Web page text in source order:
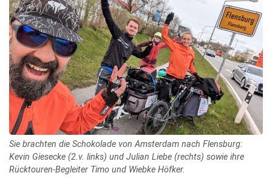
Sie brachten die Schokolade von Amsterdam nach Flensburg:
Kevin Giesecke (2.v. links) und Julian Liebe (rechts) sowie ihre
Rücktouren-Begleiter Timo und Wiebke Höfker.